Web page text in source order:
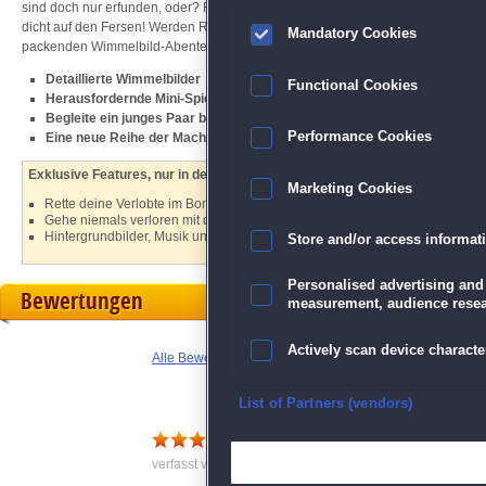
sind doch nur erfunden, oder? Riviera hat keine Zeit, darüber nachzudenken,
dicht auf den Fersen! Werden Riviera und Mark lebend aus dieser
packenden Wimmelbild-Abenteuer heraus!
Detaillierte Wimmelbilder
Herausfordernde Mini-Spiele
Begleite ein junges Paar bei ihrem Kampf gegen das Böse
Eine neue Reihe der Macher von
Dark Romance
Exklusive Features, nur in der Sammleredition:
Rette deine Verlobte im Bonuskapitel
Gehe niemals verloren mit der integrierten Lösungshilfe
Hintergrundbilder, Musik und mehr
Bewertungen
Alle Bewertungen anzeigen
(fast) rundum gut
verfasst von Jochen am 17.04.2024 um 13:20
Mandatory Cookies
Functional Cookies
Performance Cookies
Marketing Cookies
Store and/or access
Personalised advertising
measurement, audience
Actively scan device
Ensure security, prevent
List of Partners (vendors)